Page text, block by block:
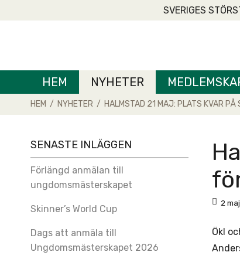
to
SVERIGES
HEM NYHETER
HEM / NYHETER / HALMSTAD 21 MAJ: PLATS KVAR PÅ
2
Ökl
SENASTE INLÄGGEN
Förlängd anmälan till
ungdomsmästerskapet
Skinner’s World Cup
Dags att anmäla till
Ungdomsmästerskapet 2026